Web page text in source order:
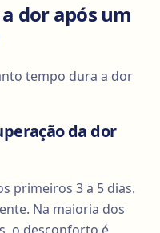
dor após um
tempo dura a dor
da dor
primeiros 3 a 5 dias.
Na maioria dos